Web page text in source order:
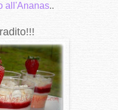
all'Ananas..